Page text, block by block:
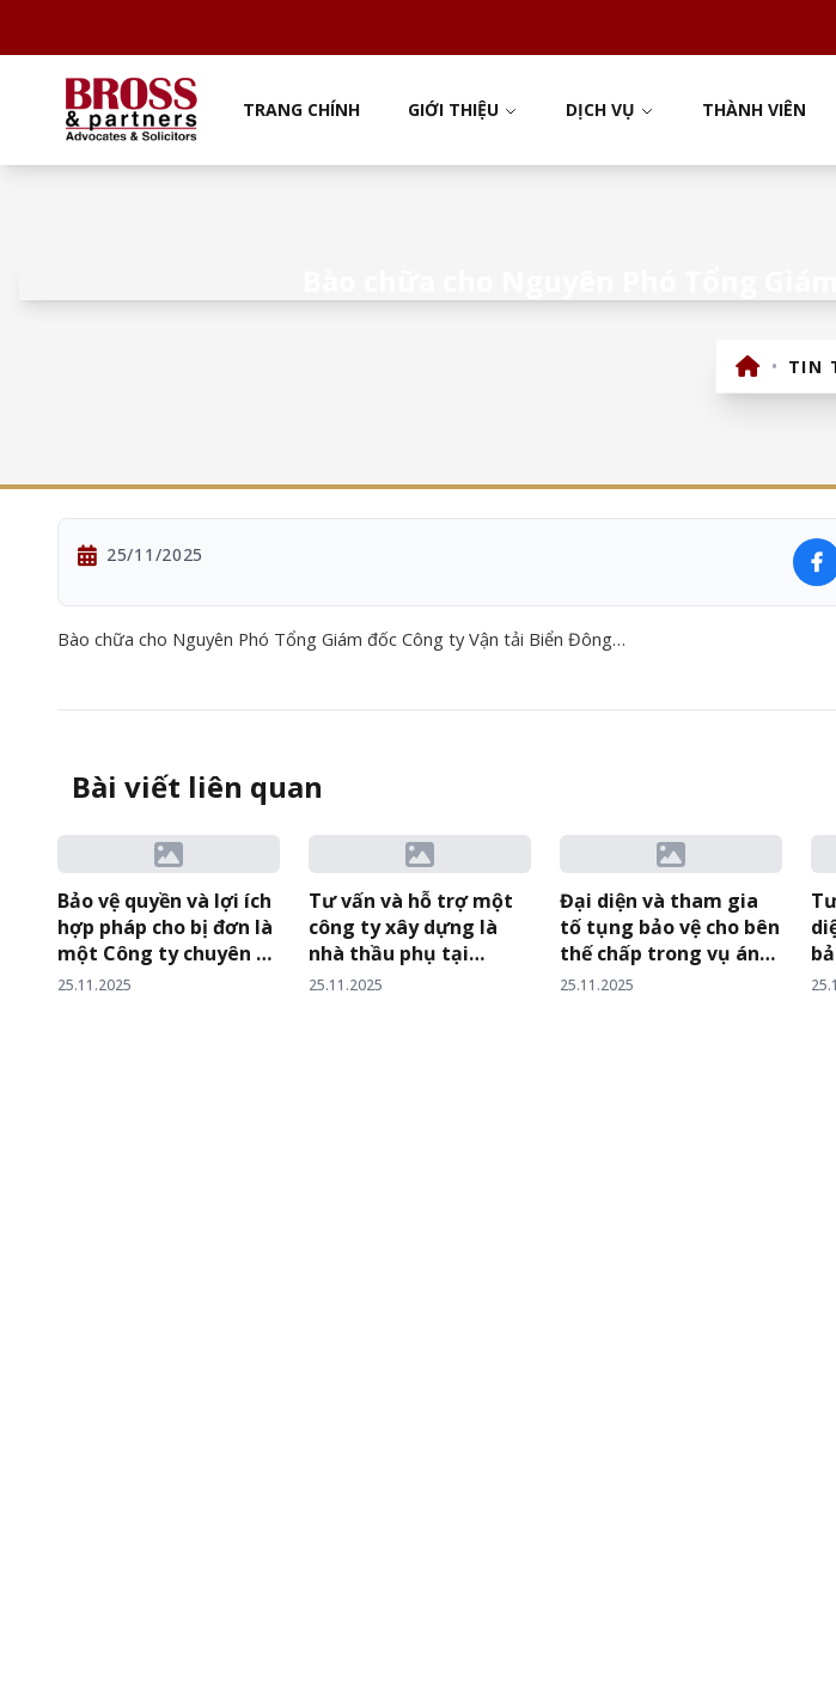
TRANG CHÍNH GIỚI THIỆU DỊCH VỤ THÀNH VIÊN
• TIN
25/11/2025
Bào chữa cho Nguyên Phó Tổng Giám đốc Công ty Vận tải Biển Đông…
Bài viết liên quan
Bảo vệ quyền và lợi ích
hợp pháp cho bị đơn là
một Công ty chuyên về
lĩnh vực F&B tại Việt
25.11.2025
Tư vấn và hỗ trợ một
công ty xây dựng là
nhà thầu phụ tại
Thành phố Cần Thơ
25.11.2025
Đại diện và tham gia
tố tụng bảo vệ cho bên
thế chấp trong vụ án
tranh chấp hợp đồng
25.11.2025